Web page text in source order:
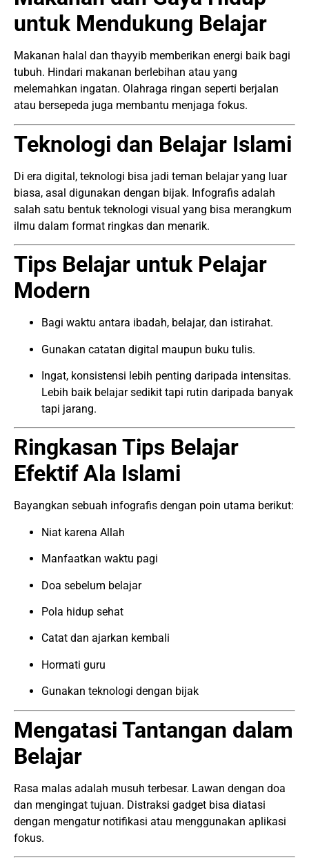
untuk Mendukung Belajar
Makanan halal dan thayyib memberikan energi baik bagi
tubuh. Hindari makanan berlebihan atau yang
melemahkan ingatan. Olahraga ringan seperti berjalan
atau bersepeda juga membantu menjaga fokus.
Teknologi dan Belajar Islami
Di era digital, teknologi bisa jadi teman belajar yang luar
biasa, asal digunakan dengan bijak. Infografis adalah
salah satu bentuk teknologi visual yang bisa merangkum
ilmu dalam format ringkas dan menarik.
Tips Belajar untuk Pelajar
Modern
Bagi waktu antara ibadah, belajar, dan istirahat.
Gunakan catatan digital maupun buku tulis.
Ingat, konsistensi lebih penting daripada intensitas.
Lebih baik belajar sedikit tapi rutin daripada banyak
tapi jarang.
Ringkasan Tips Belajar
Efektif Ala Islami
Bayangkan sebuah infografis dengan poin utama berikut:
Niat karena Allah
Manfaatkan waktu pagi
Doa sebelum belajar
Pola hidup sehat
Catat dan ajarkan kembali
Hormati guru
Gunakan teknologi dengan bijak
Mengatasi Tantangan dalam
Belajar
Rasa malas adalah musuh terbesar. Lawan dengan doa
dan mengingat tujuan. Distraksi gadget bisa diatasi
dengan mengatur notifikasi atau menggunakan aplikasi
fokus.